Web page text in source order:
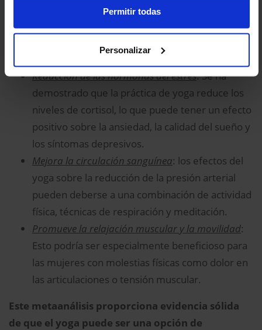
Permitir todas
Personalizar
yoga promueve la activación del sistema
nervioso parasimpático, lo que conduce a una
Reducción de las hormonas del estrés: Se ha
demostrado que la práctica de yoga reduce los
niveles de cortisol, lo que puede tener un efecto
positivo sobre la ansiedad, la calidad del sueño y
los síntomas depresivos.
Mejora la circulación sanguínea: los efectos del
yoga sobre la reducción de la presión arterial
pueden deberse a una combinación de actividad
física, técnicas de respiración y meditación.
Promueve la relajación muscular y la movilidad:
Esto podría ser especialmente beneficioso para
las mujeres con molestias físicas como dolor en
las articulaciones o tensión muscular.
Este metaanálisis proporciona evidencia sólida
de que el yoga puede ser una opción de